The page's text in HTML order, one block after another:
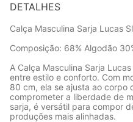
DETALHES
Calça Masculina Sarja Lucas
Composição: 68% Algodão
A Calça Masculina Sarja
entre estilo e conforto. Com
80 cm, ela se ajusta ao corpo
comprometer a liberdade de
sarja, é versátil para compor
produções mais alinhadas.